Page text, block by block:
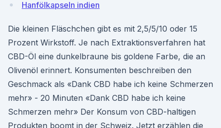
Hanfölkapseln indien
Die kleinen Fläschchen gibt es mit 2,5/5/10 oder 15
Prozent Wirkstoff. Je nach Extraktionsverfahren hat
CBD-Öl eine dunkelbraune bis goldene Farbe, die an
Olivenöl erinnert. Konsumenten beschreiben den
Geschmack als «Dank CBD habe ich keine Schmerzen
mehr» - 20 Minuten «Dank CBD habe ich keine
Schmerzen mehr» Der Konsum von CBD-haltigen
Produkten boomt in der Schweiz. Jetzt erzählen die